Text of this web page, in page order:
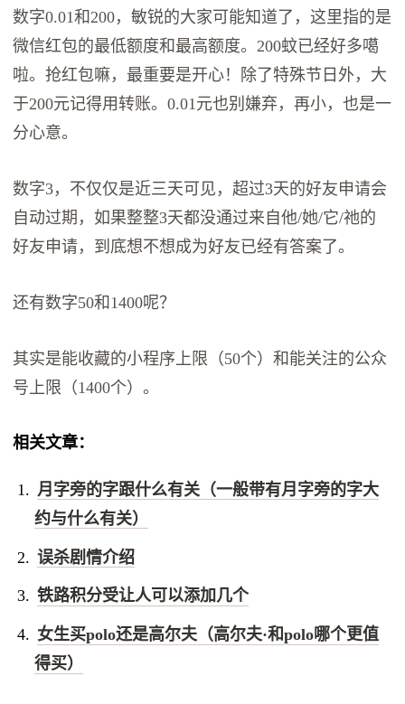
数字0.01和200，敏锐的大家可能知道了，这里指的是
微信红包的最低额度和最高额度。200蚊已经好多噶
啦。抢红包嘛，最重要是开心！除了特殊节日外，大
于200元记得用转账。0.01元也别嫌弃，再小，也是一
分心意。
数字3，不仅仅是近三天可见，超过3天的好友申请会
自动过期，如果整整3天都没通过来自他/她/它/祂的
好友申请，到底想不想成为好友已经有答案了。
还有数字50和1400呢？
其实是能收藏的小程序上限（50个）和能关注的公众
号上限（1400个）。
相关文章：
月字旁的字跟什么有关（一般带有月字旁的字大
约与什么有关）
误杀剧情介绍
铁路积分受让人可以添加几个
女生买polo还是高尔夫（高尔夫·和polo哪个更值
得买）